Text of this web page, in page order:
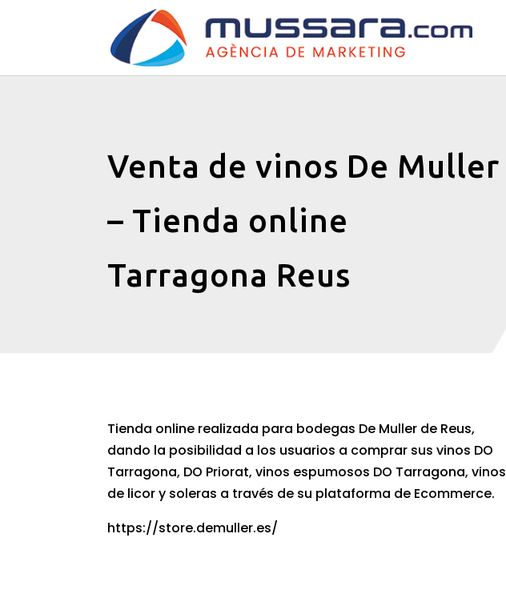
Venta de vinos De Muller
– Tienda online
Tarragona Reus
Tienda online realizada para bodegas De Muller de Reus,
dando la posibilidad a los usuarios a comprar sus vinos DO
Tarragona, DO Priorat, vinos espumosos DO Tarragona, vinos
de licor y soleras a través de su plataforma de Ecommerce.
https://store.demuller.es/